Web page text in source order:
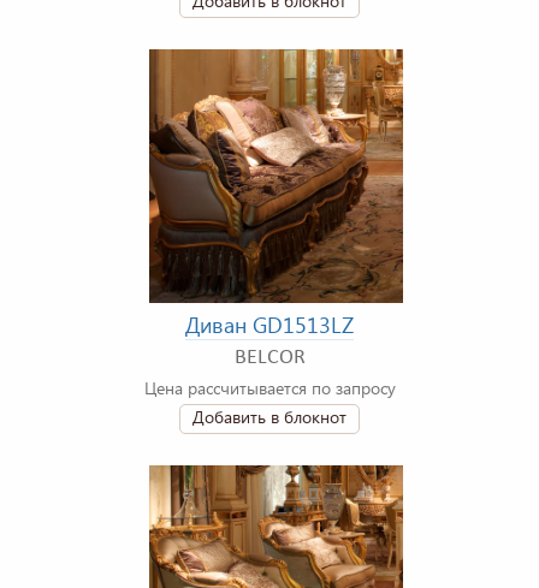
Диван GD1513LZ
BELCOR
Цена рассчитывается по запросу
Добавить в блокнот